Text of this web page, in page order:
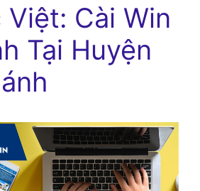
Cài Win
Tại Huyện